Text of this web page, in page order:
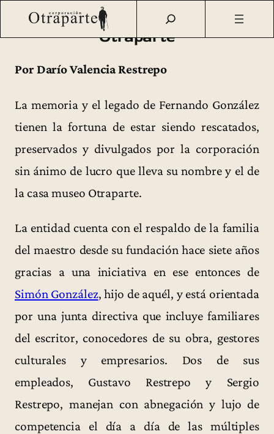
Saltar
Otraparte.org/ Corporación Archivo de prensa Otraparte
Otraparte
Por Darío Valencia Restrepo
La memoria y el legado de Fernando González
tienen la fortuna de estar siendo rescatados,
preservados y divulgados por la corporación
sin ánimo de lucro que lleva su nombre y el de
la casa museo Otraparte.
La entidad cuenta con el respaldo de la familia
del maestro desde su fundación hace siete años
gracias a una iniciativa en ese entonces de
Simón González, hijo de aquél, y está orientada
por una junta directiva que incluye familiares
del escritor, conocedores de su obra, gestores
culturales y empresarios. Dos de sus
empleados, Gustavo Restrepo y Sergio
Restrepo, manejan con abnegación y lujo de
competencia el día a día de las múltiples